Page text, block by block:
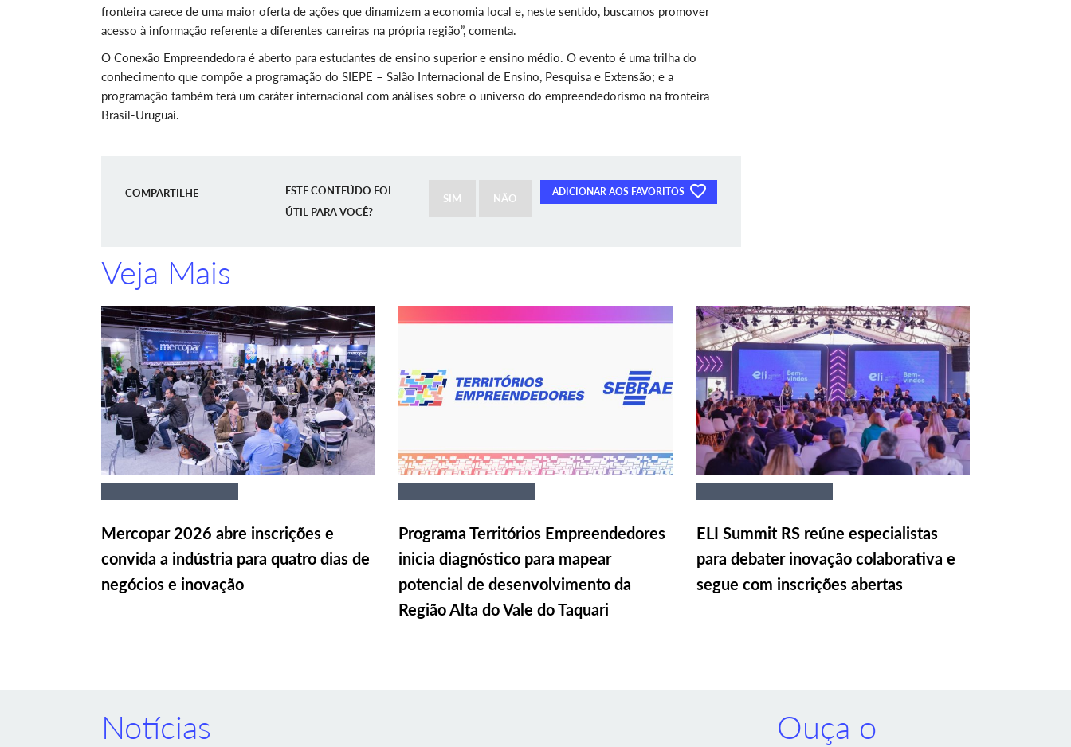
fronteira carece de uma maior oferta de ações que dinamizem a economia local e, neste sentido, buscamos promover
acesso à informação referente a diferentes carreiras na própria região”, comenta.
O Conexão Empreendedora é aberto para estudantes de ensino superior e ensino médio. O evento é uma trilha do
conhecimento que compõe a programação do SIEPE – Salão Internacional de Ensino, Pesquisa e Extensão; e a
programação também terá um caráter internacional com análises sobre o universo do empreendedorismo na fronteira
Brasil-Uruguai.
COMPARTILHE ADICIONAR AOS FAVORITOS
ESTE CONTEÚDO FOI
ÚTIL PARA VOCÊ?
SIM NÃO
Veja Mais
Mercopar 2026 abre inscrições e
convida a indústria para quatro dias de
negócios e inovação
Programa Territórios Empreendedores
inicia diagnóstico para mapear
potencial de desenvolvimento da
Região Alta do Vale do Taquari
ELI Summit RS reúne especialistas
para debater inovação colaborativa e
segue com inscrições abertas
Notícias
Ouça o